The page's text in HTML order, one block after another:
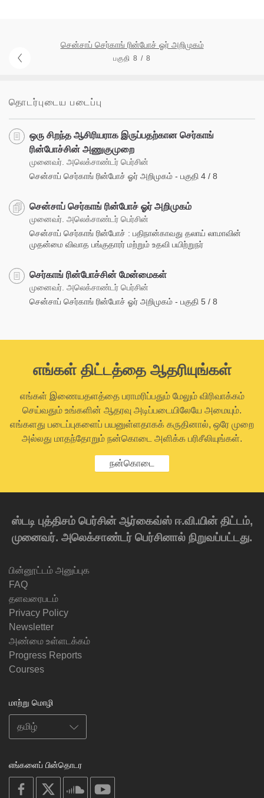
சென்சாப் செர்காங் ரின்போச் ஓர் அறிமுகம்
பகுதி 8 / 8
தொடர்புடைய படைப்பு
ஒரு சிறந்த ஆசிரியராக இருப்பதற்கான செர்காங்
ரின்போச்சின் அணுகுமுறை
முனைவர். அலெக்சாண்டர் பெர்சின்
சென்சாப் செர்காங் ரின்போச் ஓர் அறிமுகம் - பகுதி 4 / 8
சென்சாப் செர்காங் ரின்போச் ஓர் அறிமுகம்
முனைவர். அலெக்சாண்டர் பெர்சின்
சென்சாப் செர்காங் ரின்போச் : பதிநான்காவது தலாய் லாமாவின்
முதன்மை விவாத பங்குதாரர் மற்றும் உதவி பயிற்றுநர்
செர்காங் ரின்போச்சின் மேன்மைகள்
முனைவர். அலெக்சாண்டர் பெர்சின்
சென்சாப் செர்காங் ரின்போச் ஓர் அறிமுகம் - பகுதி 5 / 8
எங்கள் திட்டத்தை ஆதரியுங்கள்
எங்கள் இணையதளத்தை பராமரிப்பதும் மேலும் விரிவாக்கம்
செய்வதும் உங்களின் ஆதரவு அடிப்படையிலேயே அமையும்.
எங்களது படைப்புகளைப் பயனுள்ளதாகக் கருதினால், ஒரே முறை
அல்லது மாதந்தோறும் நன்கொடை அளிக்க பரிசீலியுங்கள்.
நன்கொடை
ஸ்டடி புத்திசம் பெர்சின் ஆர்கைவ்ஸ் ஈ.வி.யின் திட்டம்,
முனைவர். அலெக்சாண்டர் பெர்சினால் நிறுவப்பட்டது.
பின்னூட்டம் அனுப்புக
FAQ
தளவரைபடம்
Privacy Policy
Newsletter
அண்மை உள்ளடக்கம்
Progress Reports
Courses
மாற்று மொழி
எங்களைப் பின்தொடர
on
facebook
soundcloud